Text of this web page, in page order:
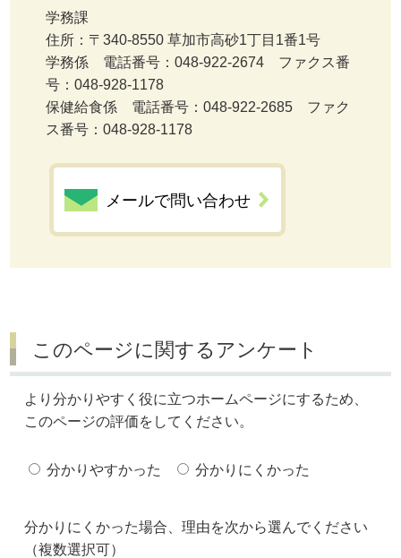
学務課
住所：〒340-8550 草加市高砂1丁目1番1号
学務係 電話番号：048-922-2674 ファクス番
号：048-928-1178
保健給食係 電話番号：048-922-2685 ファク
ス番号：048-928-1178
メールで問い合わせ
このページに関するアンケート
より分かりやすく役に立つホームページにするため、
このページの評価をしてください。
分かりやすかった 分かりにくかった
分かりにくかった場合、理由を次から選んでください
（複数選択可）